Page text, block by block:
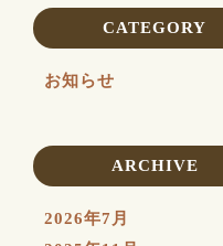
CATEGORY
お知らせ
ARCHIVE
2026年7月